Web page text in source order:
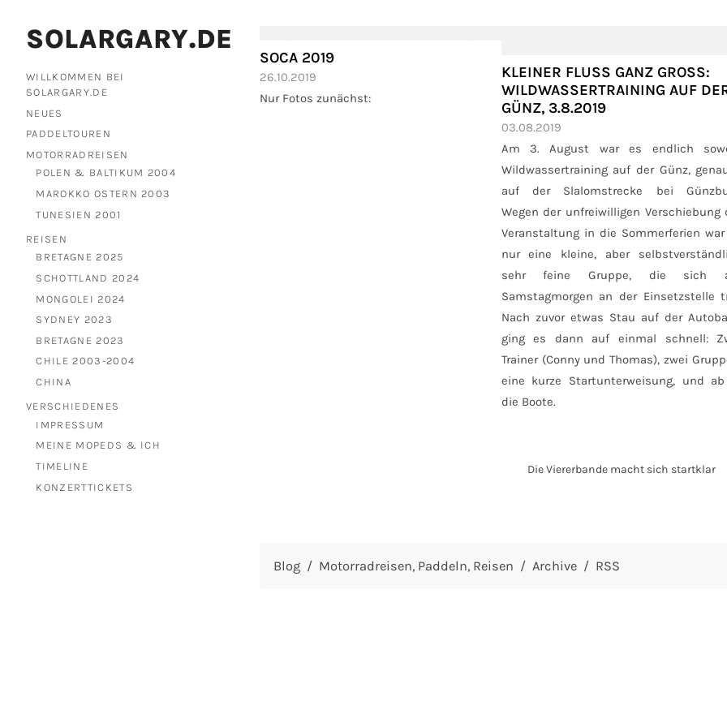
SOLARGARY.DE
WILLKOMMEN BEI
SOLARGARY.DE
NEUES
PADDELTOUREN
MOTORRADREISEN
POLEN & BALTIKUM 2004
MAROKKO OSTERN 2003
TUNESIEN 2001
REISEN
BRETAGNE 2025
SCHOTTLAND 2024
MONGOLEI 2024
SYDNEY 2023
BRETAGNE 2023
CHILE 2003-2004
CHINA
VERSCHIEDENES
IMPRESSUM
MEINE MOPEDS & ICH
TIMELINE
KONZERTTICKETS
SOCA 2019
26.10.2019
Nur Fotos zunächst:
KLEINER FLUSS GANZ GROSS: W
ILDWASSERTRAINING AUF DER
ÜNZ, 3.8.2019
03.08.2019
Am 3. August war es endlich
Wildwassertraining auf der Günz,
auf der Slalomstrecke bei
Wegen der unfreiwilligen Verschiebung
Veranstaltung in die Sommerferien
nur eine kleine, aber
sehr feine Gruppe, die sich
Samstagmorgen an der Einsetzstelle
Nach zuvor etwas Stau auf der
ging es dann auf einmal schnell:
Trainer (Conny und Thomas), zwei
eine kurze Startunterweisung, und
die Boote.
Die Viererbande macht sich startklar
Blog Motorradreisen Paddeln Reisen Archive RSS